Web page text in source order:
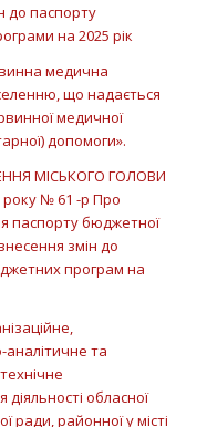
до паспорту
на 2025 рік
медична
що надається
медичної
допомоги».
МІСЬКОГО ГОЛОВИ
року № 61 -р Про
паспорту бюджетної
змін до
програм на
аналітичне та
обласної
ради, районної у місті